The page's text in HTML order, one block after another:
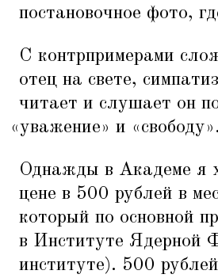
постановочное фото,
С контрпримерами
отец на свете,
читает и слушает он
«уважение» и «свободу».
Однажды в Академе я
цене в 500 рублей в
который по основной
в Институте Ядерной
институте). 500